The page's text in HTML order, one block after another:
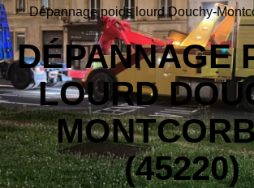
Dépannage poids lourd Douchy-
DÉPANNAGE
LOURD
(45220)